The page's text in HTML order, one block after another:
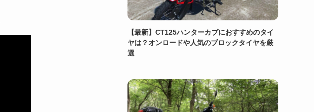
【最新】CT125ハンターカブにおすすめのタイ
ヤは？オンロードや人気のブロックタイヤを厳
選